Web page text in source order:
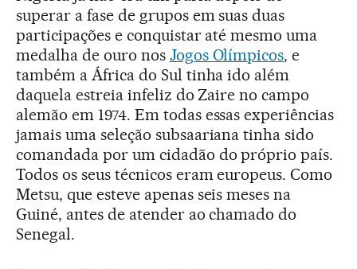
superar a fase de grupos em suas duas
participações e conquistar até mesmo uma
medalha de ouro nos Jogos Olímpicos, e
também a África do Sul tinha ido além
daquela estreia infeliz do Zaire no campo
alemão em 1974. Em todas essas experiências
jamais uma seleção subsaariana tinha sido
comandada por um cidadão do próprio país.
Todos os seus técnicos eram europeus. Como
Metsu, que esteve apenas seis meses na
Guiné, antes de atender ao chamado do
Senegal.